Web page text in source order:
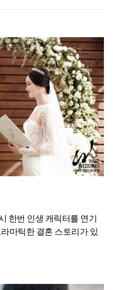
한번 인생 캐릭터를 연기
마틱한 결혼 스토리가 있